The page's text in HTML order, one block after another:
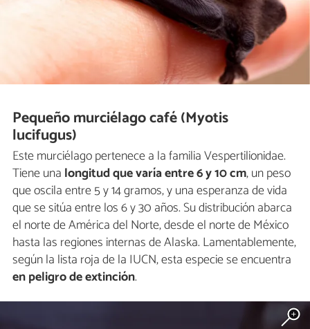
Pequeño murciélago café (Myotis
lucifugus)
Este murciélago pertenece a la familia Vespertilionidae.
Tiene una longitud que varía entre 6 y 10 cm, un peso
que oscila entre 5 y 14 gramos, y una esperanza de vida
que se sitúa entre los 6 y 30 años. Su distribución abarca
el norte de América del Norte, desde el norte de México
hasta las regiones internas de Alaska. Lamentablemente,
según la lista roja de la IUCN, esta especie se encuentra
en peligro de extinción.